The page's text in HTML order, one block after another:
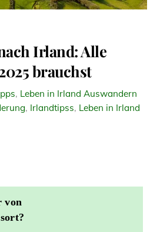
Irland: Alle
brauchst
, Leben in Irland Auswandern
, Irlandtipss, Leben in Irland
von